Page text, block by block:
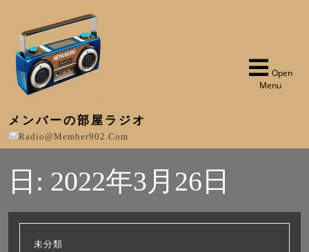
メンバーの部屋ラジオ
Radio@member902.com
Open
Menu
日: 2022年3月26日
未分類